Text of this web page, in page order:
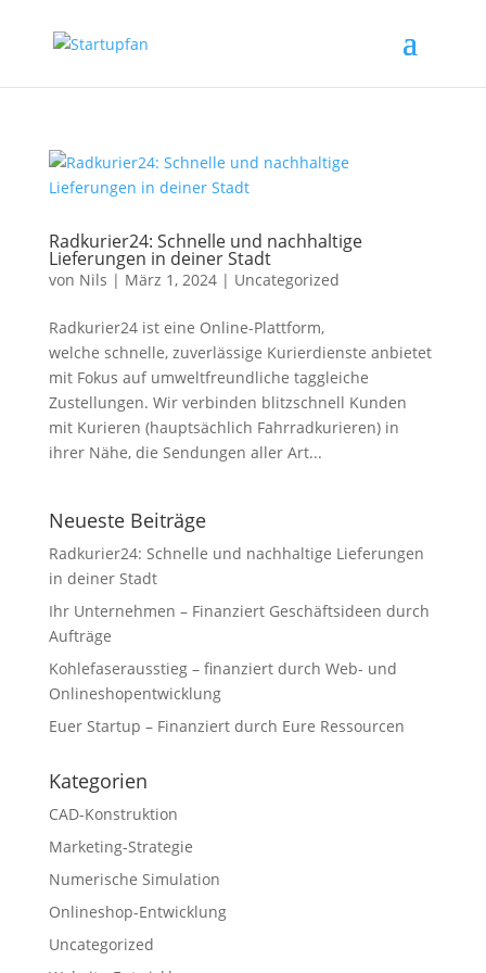
Radkurier24: Schnelle und nachhaltige
Lieferungen in deiner Stadt
von Nils | März 1, 2024| Uncategorized
Radkurier24 ist eine Online-Plattform,
welche schnelle, zuverlässige Kurierdienste anbietet
mit Fokus auf umweltfreundliche taggleiche
Zustellungen. Wir verbinden blitzschnell Kunden
mit Kurieren (hauptsächlich Fahrradkurieren) in
ihrer Nähe, die Sendungen aller Art...
Neueste Beiträge
Radkurier24: Schnelle und nachhaltige Lieferungen
in deiner Stadt
Ihr Unternehmen – Finanziert Geschäftsideen durch
Aufträge
Kohlefaserausstieg – finanziert durch Web- und
Onlineshopentwicklung
Euer Startup – Finanziert durch Eure Ressourcen
Kategorien
CAD-Konstruktion
Marketing-Strategie
Numerische Simulation
Onlineshop-Entwicklung
Uncategorized